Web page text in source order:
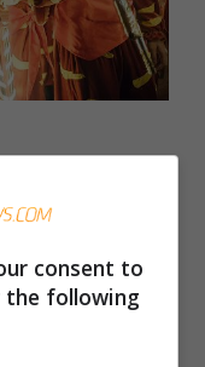
consent to
the following